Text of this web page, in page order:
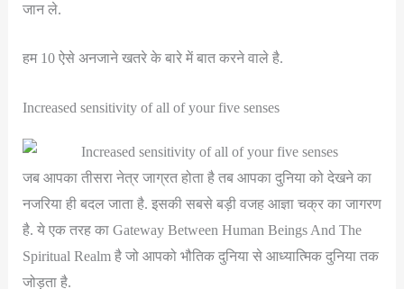
जान ले.
हम 10 ऐसे अनजाने खतरे के बारे में बात करने वाले है.
Increased sensitivity of all of your five senses
जब आपका तीसरा नेत्र जाग्रत होता है तब आपका दुनिया को देखने का
नजरिया ही बदल जाता है. इसकी सबसे बड़ी वजह आज्ञा चक्र का जागरण
है. ये एक तरह का Gateway Between Human Beings And The
Spiritual Realm है जो आपको भौतिक दुनिया से आध्यात्मिक दुनिया तक
जोड़ता है.